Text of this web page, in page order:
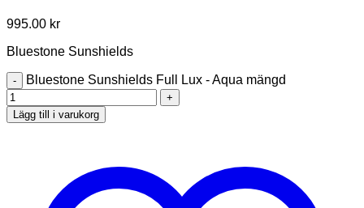
995.00 kr
Bluestone Sunshields
Bluestone Sunshields Full Lux - Aqua mängd
Lägg till i varukorg